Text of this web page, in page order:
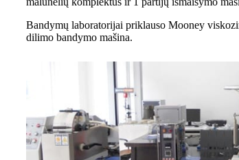
Bandymų laboratorijai priklauso Mooney
dilimo bandymo mašina.